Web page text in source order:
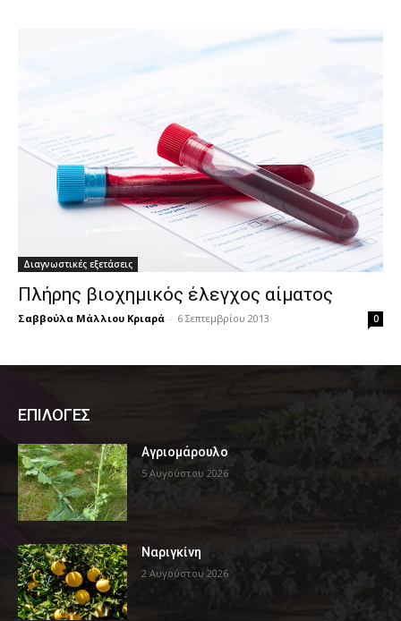
Διαγνωστικές εξετάσεις
Πλήρης βιοχημικός έλεγχος αίματος
Σαββούλα Μάλλιου Κριαρά - 6 Σεπτεμβρίου 2013 0
ΕΠΙΛΟΓΕΣ
Αγριομάρουλο
5 Αυγούστου 2026
Ναριγκίνη
2 Αυγούστου 2026